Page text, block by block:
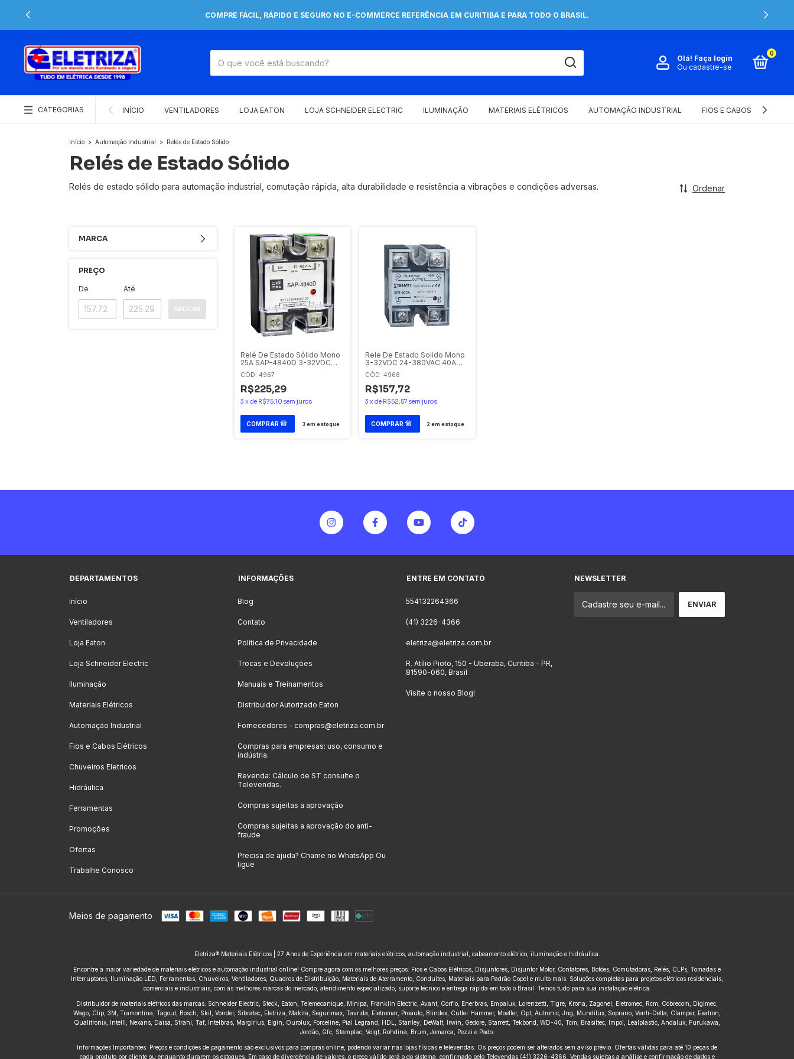
COMPRE FÁCIL, RÁPIDO E SEGURO NO E-COMMERCE REFERÊNCIA EM CURITIBA E PARA TODO O BRASIL.
Olá! Faça login
Ou cadastre-se
0
CATEGORIAS INÍCIO VENTILADORES LOJA EATON LOJA SCHNEIDER ELECTRIC ILUMINAÇÃO MATERIAIS ELÉTRICOS AUTOMAÇÃO INDUSTRIAL FIOS E CABOS ELÉTRICOS
Início > Automação Industrial > Relés de Estado Sólido
Relés de Estado Sólido
Relés de estado sólido para automação industrial, comutação rápida, alta durabilidade e resistência a vibrações e condições adversas. Ordenar
MARCA
PREÇO
De Até
APLICAR
Relé De Estado Sólido Mono
25A SAP-4840D 3-32VDC
24-380VAC Digimec
CÓD: 4967
R$225,29
3 x de R$75,10 sem juros
3em estoque
Rele De Estado Solido Mono
3-32VDC 24-380VAC 40A
SSR-40DA Sibratec
CÓD: 4968
R$157,72
3 xde R$52,57 sem juros
2 em estoque
DEPARTAMENTOS
Início
Ventiladores
Loja Eaton
Loja Schneider Electric
Iluminação
Materiais Elétricos
Automação Industrial
Fios e Cabos Elétricos
Chuveiros Eletricos
Hidráulica
Ferramentas
Promoções
Ofertas
Trabalhe Conosco
INFORMAÇÕES
Blog
Contato
Política de Privacidade
Trocas e Devoluções
Manuais e Treinamentos
Distribuidor Autorizado Eaton
Fornecedores - compras@eletriza.com.br
Compras para empresas: uso, consumo e
indústria.
Revenda: Cálculo de ST consulte o
Televendas.
Compras sujeitas a aprovação
Compras sujeitas a aprovação do anti-
fraude
Precisa de ajuda? Chame no WhatsApp Ou
ligue
ENTRE EM CONTATO
554132264366
(41) 3226-4366
eletriza@eletriza.com.br
R. Atílio Pioto, 150 - Uberaba, Curitiba - PR,
81590-060, Brasil
Visite o nosso Blog!
NEWSLETTER
Meios de pagamento
Eletriza® Materiais Elétricos | 27 Anos de Experiência em materiais elétricos, automação industrial, cabeamento elétrico, iluminação e hidráulica.
Encontre a maior variedade de materiais elétricos e automação industrial online! Compre agora com os melhores preços: Fios e Cabos Elétricos, Disjuntores, Disjuntor Motor, Contatores, Botões, Comutadoras, Relés, CLPs, Tomadas e
Interruptores, Iluminação LED, Ferramentas, Chuveiros, Ventiladores, Quadros de Distribuição, Materiais de Aterramento, Conduítes, Materiais para Padrão Copel e muito mais. Soluções completas para projetos elétricos residenciais,
comerciais e industriais, com as melhores marcas do mercado, atendimento especializado, suporte técnico e entrega rápida em todo o Brasil. Temos tudo para sua instalação elétrica.
Distribuidor de materiais elétricos das marcas: Schneider Electric, Steck, Eaton, Telemecanique, Minipa, Franklin Electric, Avant, Corfio, Enerbras, Empalux, Lorenzetti, Tigre, Krona, Zagonel, Eletromec, Rcm, Cobrecom, Digimec,
Wago, Clip, 3M, Tramontina, Tagout, Bosch, Skil, Vonder, Sibratec, Eletriza, Makita, Segurimax, Tavrida, Eletromar, Proauto, Blindex, Cutler Hammer, Moeller, Opl, Autronic, Jng, Mundilux, Soprano, Venti-Delta, Clamper, Exatron,
Qualitronix, Intelli, Nexans, Daisa, Strahl, Taf, Intelbras, Margirius, Elgin, Ourolux, Forceline, Pial Legrand, HDL, Stanley, DeWalt, Irwin, Gedore, Starrett, Tekbond, WD-40, Tcm, Brasiltec, Impol, Lealplastic, Andalux, Furukawa,
Jordão, Gfc, Stamplac, Voigt, Rohdina, Brum, Jomarca, Pezzi e Pado.
Informações Importantes: Preços e condições de pagamento são exclusivos para compras online, podendo variar nas lojas físicas e televendas. Os preços podem ser alterados sem aviso prévio. Ofertas válidas para até 10 peças de
cada produto por cliente ou enquanto durarem os estoques. Em caso de divergência de valores, o preço válido será o do sistema, confirmado pelo Televendas (41) 3226-4366. Vendas sujeitas a análise e confirmação de dados e